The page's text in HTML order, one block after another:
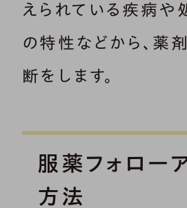
えられている疾病や
の特性などから、薬
断をします。
服薬フォロー
方法